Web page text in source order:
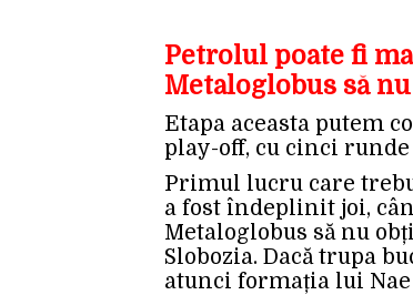
Petrolul poate fi
Metaloglobus să
Etapa aceasta putem
play-off, cu cinci
Primul lucru care
a fost îndeplinit joi,
Metaloglobus să nu
Slobozia. Dacă trupa
atunci formația lui